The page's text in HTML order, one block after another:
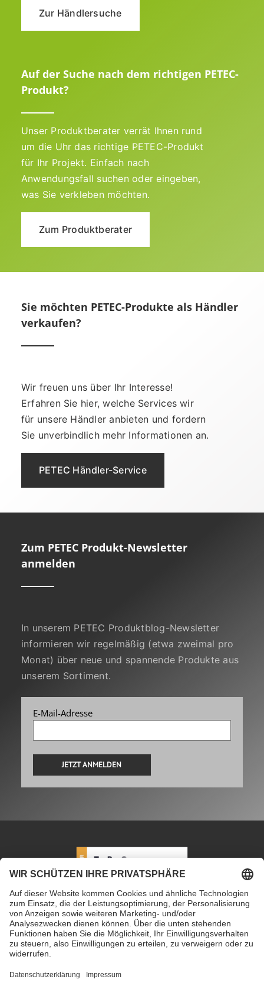
Zur Händlersuche
Auf der Suche nach dem richtigen PETEC-
Produkt?
Unser Produktberater verrät Ihnen rund
um die Uhr das richtige PETEC-Produkt
für Ihr Projekt. Einfach nach
Anwendungsfall suchen oder eingeben,
was Sie verkleben möchten.
Zum Produktberater
Sie möchten PETEC-Produkte als Händler
verkaufen?
Wir freuen uns über Ihr Interesse!
Erfahren Sie hier, welche Services wir
für unsere Händler anbieten und fordern
Sie unverbindlich mehr Informationen an.
PETEC Händler-Service
Zum PETEC Produkt-Newsletter
anmelden
In unserem PETEC Produktblog-Newsletter
informieren wir regelmäßig (etwa zweimal pro
Monat) über neue und spannende Produkte aus
unserem Sortiment.
E-Mail-Adresse
Alternative:
PETEC Verbindungstechnik GmbH | Wüstenbuch 26
96132 Schlüsselfeld | Deutschland | +49 9555 80994
0 | info@petec.de